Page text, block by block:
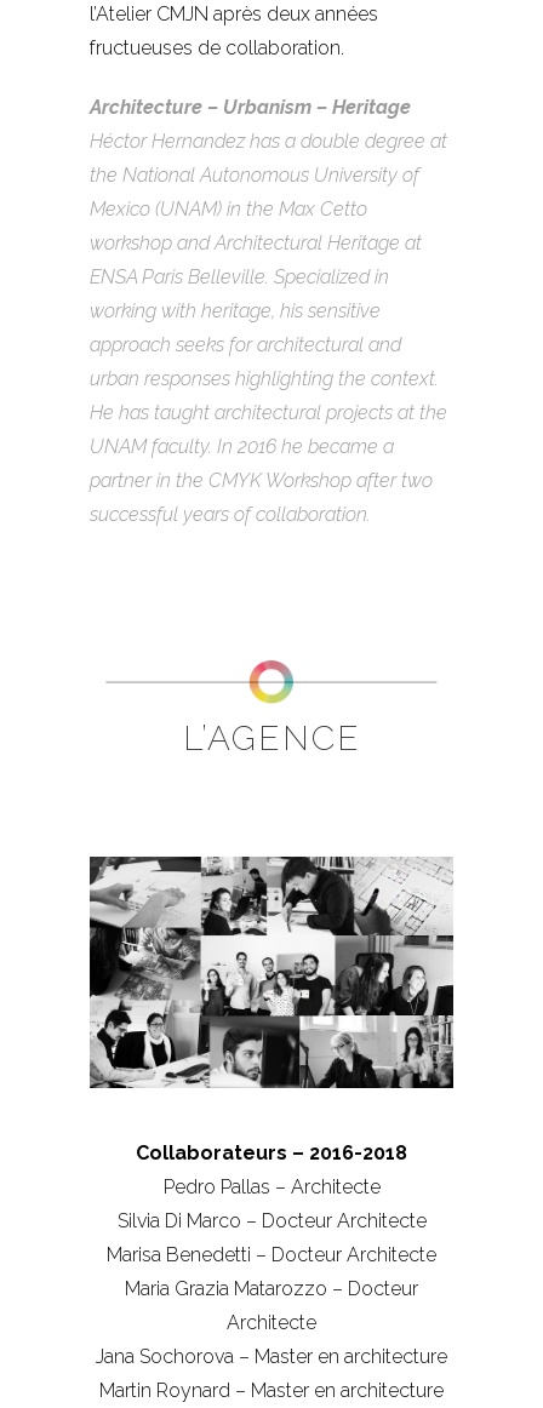
l’Atelier CMJN après deux années
fructueuses de collaboration.
Architecture – Urbanism – Heritage
Héctor Hernandez has a double degree at
the National Autonomous University of
Mexico (UNAM) in the Max Cetto
workshop and Architectural Heritage at
ENSA Paris Belleville. Specialized in
working with heritage, his sensitive
approach seeks for architectural and
urban responses highlighting the context.
He has taught architectural projects at the
UNAM faculty. In 2016 he became a
partner in the CMYK Workshop after two
successful years of collaboration.
L’AGENCE
Collaborateurs – 2016-2018
Pedro Pallas – Architecte
Silvia Di Marco – Docteur Architecte
Marisa Benedetti – Docteur Architecte
Maria Grazia Matarozzo – Docteur
Architecte
Jana Sochorova – Master en architecture
Martin Roynard – Master en architecture